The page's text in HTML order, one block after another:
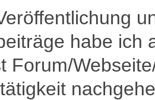
habe ich
Forum/